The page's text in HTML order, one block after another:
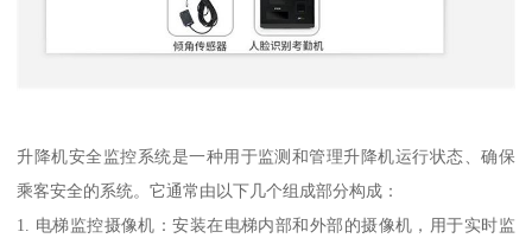
升降机安全监控系统是一种用于监测和管理升降机运行状态、确保
乘客安全的系统。它通常由以下几个组成部分构成：
1. 电梯监控摄像机：安装在电梯内部和外部的摄像机，用于实时监